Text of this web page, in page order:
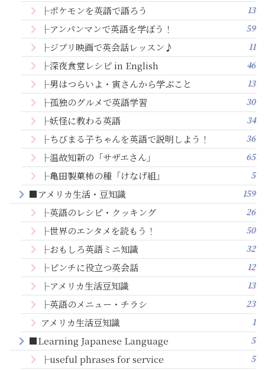
├ポケモンを英語で語ろう 13
├アンパンマンで英語を学ぼう！ 59
├ジブリ映画で英会話レッスン♪ 11
├深夜食堂レシピ in English 46
├男はつらいよ・寅さんから学ぶこと 13
├孤独のグルメで英語学習 30
├妖怪に教わる英語 34
├ちびまる子ちゃんを英語で説明しよう！ 36
├温故知新の「サザエさん」 65
├亀田製菓柿の種「けなげ組」 5
■アメリカ生活・豆知識 159
├英語のレシピ・クッキング 26
├世界のエンタメを読もう！ 50
├おもしろ英語ミニ知識 32
├ピンチに役立つ英会話 12
├アメリカ生活豆知識 13
├英語のメニュー・チラシ 23
アメリカ生活豆知識 1
■Learning Japanese Language 5
├useful phrases for service 5